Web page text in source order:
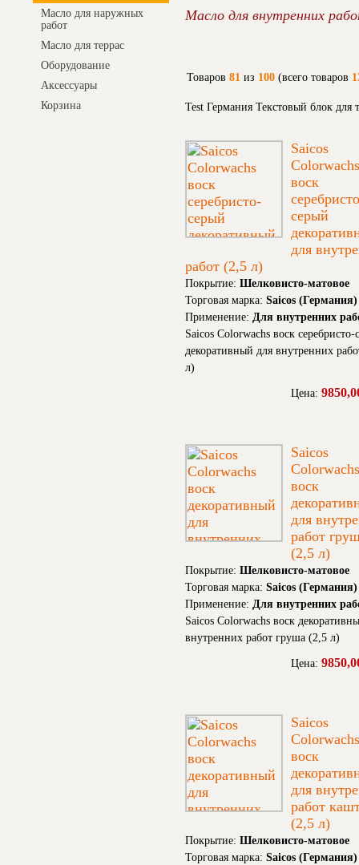
Масло для наружных
работ
Масло для террас
Оборудование
Аксессуары
Корзина
Масло для внутренних
Товаров 81 из 100 (всего товаров
Test Германия Текстовый блок для
Saicos
Colorwachs
воск
серый
для
работ (2,5 л)
Покрытие: Шелковисто-матовое
Торговая марка: Saicos (Германия)
Применение: Для внутренних
Saicos Colorwachs воск серебристо-
декоративный для внутренних
л)
Цена:
Saicos
Colorwachs
воск
для
работ
(2,5 л)
Покрытие: Шелковисто-матовое
Торговая марка: Saicos (Германия)
Применение: Для внутренних
Saicos Colorwachs воск
внутренних работ груша (2,5 л)
Цена:
Saicos
Colorwachs
воск
для
работ
(2,5 л)
Покрытие: Шелковисто-матовое
Торговая марка: Saicos (Германия)